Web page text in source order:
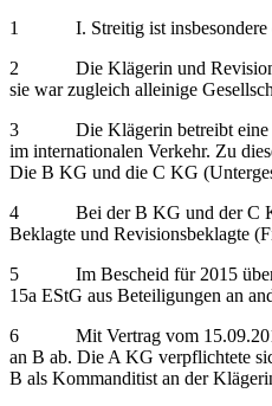
1 I. Streitig ist insbesondere die
2 Die Klägerin und
sie war zugleich alleinige
3 Die Klägerin betreibt eine
im internationalen Verkehr. Zu
Die B KG und die C KG
4 Bei der B KG und der C KG
Beklagte und Revisionsbeklagte
5 Im Bescheid für 2015 über die
15a EStG aus Beteiligungen an
6 Mit Vertrag vom 15.09.2016
an B ab. Die A KG verpflichtete
B als Kommanditist an der